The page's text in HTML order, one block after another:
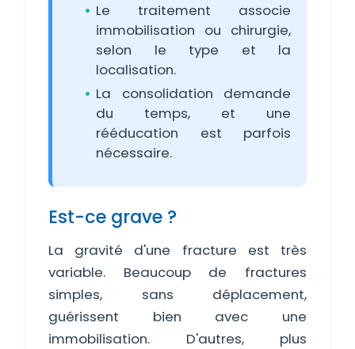
Le traitement associe
immobilisation ou chirurgie,
selon le type et la
localisation.
La consolidation demande
du temps, et une
rééducation est parfois
nécessaire.
Est-ce grave ?
La gravité d'une fracture est très
variable. Beaucoup de fractures
simples, sans déplacement,
guérissent bien avec une
immobilisation. D'autres, plus